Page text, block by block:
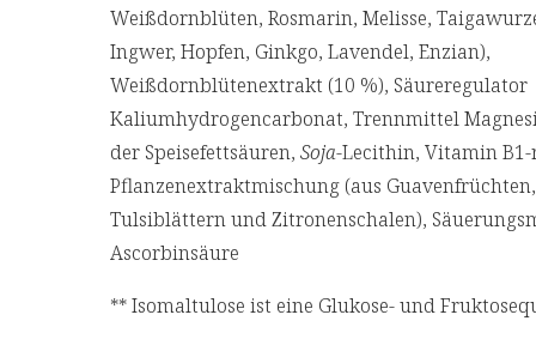
Weißdornblüten, Rosmarin, Melisse,
Ingwer, Hopfen, Ginkgo, Lavendel, Enzian),
Weißdornblütenextrakt (10 %), Säureregulator
Kaliumhydrogencarbonat, Trennmittel
der Speisefettsäuren, Soja-Lecithin, Vitamin B1-
Pflanzenextraktmischung (aus Guavenfrüchten,
Tulsiblättern und Zitronenschalen),
Ascorbinsäure
** Isomaltulose ist eine Glukose- und